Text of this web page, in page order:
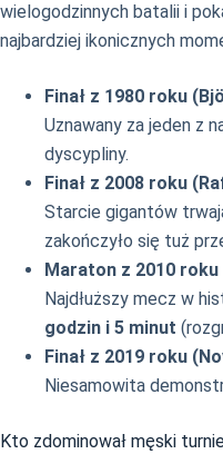
wielogodzinnych batalii i
najbardziej ikonicznych
Finał z 1980 roku
Uznawany za jeden z
dyscypliny.
Finał z 2008 roku
Starcie gigantów
zakończyło się tuż
Maraton z 2010
Najdłuższy mecz w
godzin i 5 minut
Finał z 2019 roku
Niesamowita
Kto zdominował męski